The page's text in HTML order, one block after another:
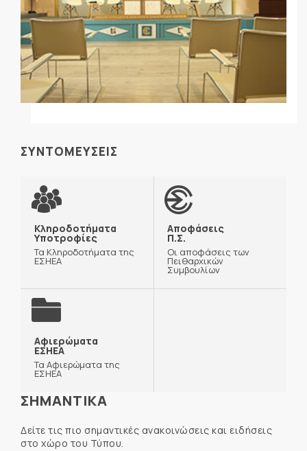
ΣΥΝΤΟΜΕΥΣΕΙΣ
Κληροδοτήματα
Υποτροφίες
Τα Κληροδοτήματα της
ΕΣΗΕΑ
Αποφάσεις
Π.Σ.
Οι αποφάσεις των
Πειθαρχικών
Συμβουλίων
Αφιερώματα
ΕΣΗΕΑ
Τα Αφιερώματα της
ΕΣΗΕΑ
ΣΗΜΑΝΤΙΚΑ
Δείτε τις πιο σημαντικές ανακοινώσεις και ειδήσεις
στο χώρο του Τύπου.